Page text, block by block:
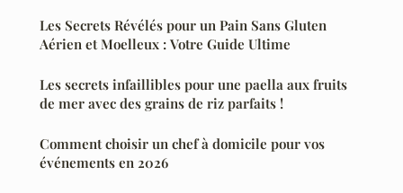
Les Secrets Révélés pour un Pain Sans Gluten
Aérien et Moelleux : Votre Guide Ultime
Les secrets infaillibles pour une paella aux fruits
de mer avec des grains de riz parfaits !
Comment choisir un chef à domicile pour vos
événements en 2026